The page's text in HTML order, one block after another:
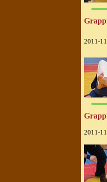
2011-
2011-